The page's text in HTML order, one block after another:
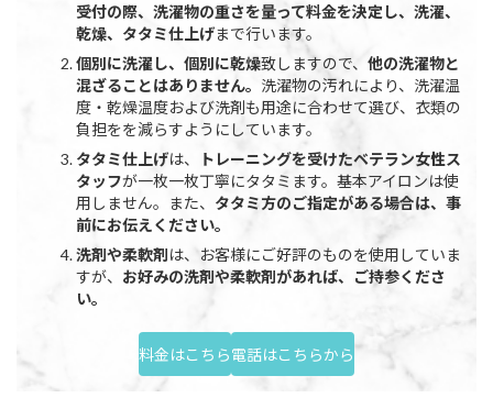
受付の際、洗濯物の重さを量って料金を決定し、洗濯、
乾燥、タタミ仕上げまで行います。
個別に洗濯し、個別に乾燥致しますので、 他の洗濯物と
混ざることはありません。 洗濯物の汚れにより、洗濯温
度・乾燥温度および洗剤も用途に合わせて選び、衣類の
負担をを減らすようにしています。
タタミ仕上げは、
トレーニングを受けたベテラン女性ス
タッフが一枚一枚丁寧にタタミます。基本アイロンは使
用しません。また、 タタミ方のご指定がある場合は、事
前にお伝えください。
洗剤や柔軟剤は、お客様にご好評のものを使用していま
すが、 お好みの洗剤や柔軟剤があれば、ご持参くださ
い。
料金はこちら電話はこちらから